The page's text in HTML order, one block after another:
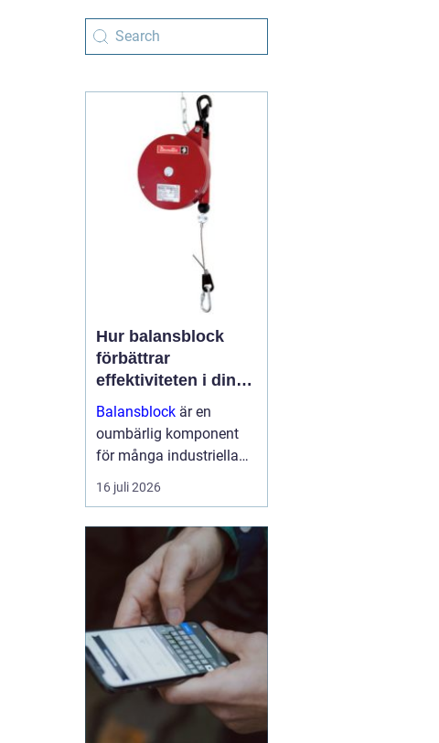
Hur balansblock
förbättrar
effektiviteten i din
arbetsmiljö
Balansblock är en
oumbärlig komponent
för många industriella
och hantverksrelaterade
miljöer. De hjälper till att
16 juli 2026